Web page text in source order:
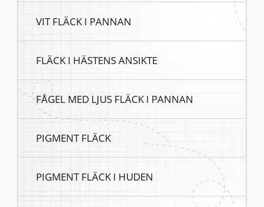
VIT FLÄCK I PANNAN
FLÄCK I HÄSTENS ANSIKTE
FÅGEL MED LJUS FLÄCK I PANNAN
PIGMENT FLÄCK
PIGMENT FLÄCK I HUDEN